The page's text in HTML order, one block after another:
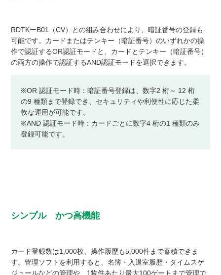
RDTKーB01（CV）との組み合わせにより、暗証番号の登録も
可能です。カードまたはテンキー（暗証番号）のいずれかの操
作で認証するOR認証モードと、カードとテンキー（暗証番号）
の両方の操作で認証するAND認証モードを選択できます。
※OR 認証モード時：暗証番号登録は、数字2 桁～ 12 桁
の9 種類まで登録でき、セキュリティや利便性に応じた柔
軟な運用が可能です。
※AND 認証モード時：カードごとに数字4 桁の1 種類のみ
登録可能です。
シンプル かつ高機能
カード登録数は1,000枚、操作履歴も5,000件まで蓄積できま
す。管理ソフトを利用すると、名簿・入退室履歴・タイムスケ
ジュールなどの管理や、1物件あたり最大100ゲートまで管理で